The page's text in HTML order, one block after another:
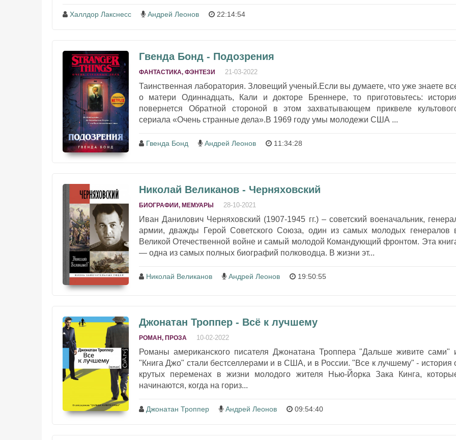
Халлдор Лакснесс Андрей Леонов 22:14:54
Гвенда Бонд - Подозрения
ФАНТАСТИКА, ФЭНТЕЗИ 21-03-2022
Таинственная лаборатория. Зловещий ученый.Если вы думаете, что уже знаете
о матери Одиннадцать, Кали и докторе Бреннере, то приготовьтесь:
повернется Обратной стороной в этом захватывающем приквеле
сериала «Очень странные дела».В 1969 году умы молодежи США ...
Гвенда Бонд Андрей Леонов 11:34:28
Николай Великанов - Черняховский
БИОГРАФИИ, МЕМУАРЫ 28-10-2021
Иван Данилович Черняховский (1907-1945 гг.) – советский военачальник,
армии, дважды Герой Советского Союза, один из самых молодых генералов
Великой Отечественной войне и самый молодой Командующий фронтом. Эта
— одна из самых полных биографий полководца. В жизни эт...
Николай Великанов Андрей Леонов 19:50:55
Джонатан Троппер - Всё к лучшему
РОМАН, ПРОЗА 10-02-2022
Романы американского писателя Джонатана Троппера "Дальше живите сами"
"Книга Джо" стали бестселлерами и в США, и в России. "Все к лучшему" - история
крутых переменах в жизни молодого жителя Нью-Йорка Зака Кинга,
начинаются, когда на гориз...
Джонатан Троппер Андрей Леонов 09:54:40